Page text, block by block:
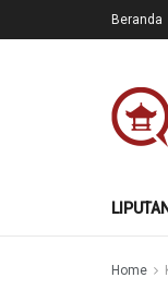
Beranda
Home